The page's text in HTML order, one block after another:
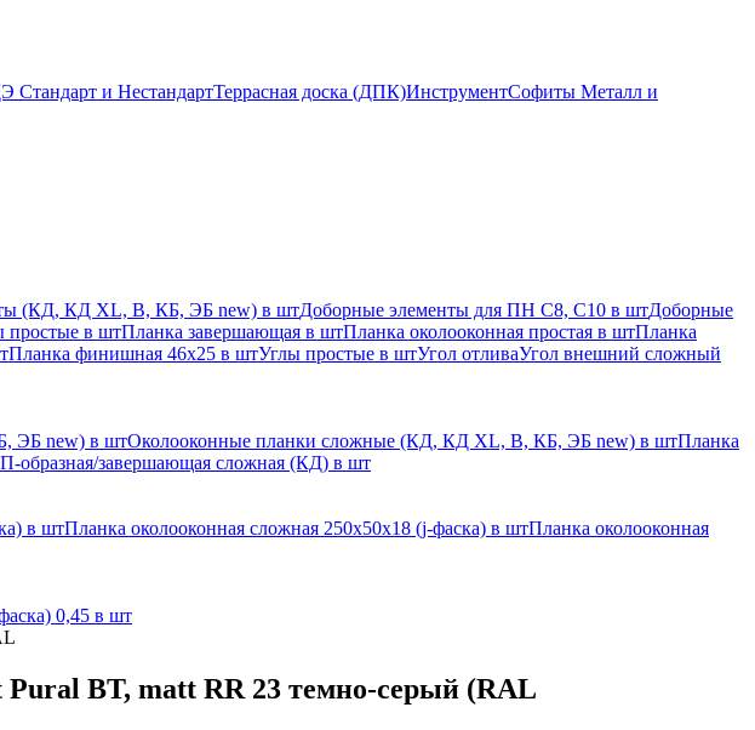
Стандарт и НестандартТеррасная доска (ДПК)ИнструментСофиты Металл и
(КД, КД XL, В, КБ, ЭБ new) в штДоборные элементы для ПН С8, С10 в штДоборные
простые в штПланка завершающая в штПланка околооконная простая в штПланка
Планка финишная 46х25 в штУглы простые в штУгол отливаУгол внешний сложный
ЭБ new) в штОколооконные планки сложные (КД, КД XL, В, КБ, ЭБ new) в штПланка
образная/завершающая сложная (КД) в шт
в штПланка околооконная сложная 250х50х18 (j-фаска) в штПланка околооконная
0,45 в шт
Pural BT, matt RR 23 темно-серый (RAL